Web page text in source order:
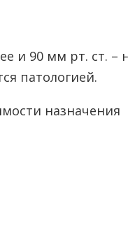
и 90 мм рт. ст. –
патологией.
назначения